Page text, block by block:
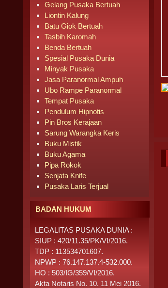
Gelang Pusaka Bertuah
Liontin Kalung
Batu Giok Bertuah
Tasbih Karomah
Benda Bertuah
Spesial Pusaka Dunia
Minyak Pusaka
Jasa Paranormal Ampuh
Ubo Rampe Paranormal
Tempat Pusaka
Pendulum Hipnotis
Pin Bros Kerajaan
Sarung Warangka Keris
Buku Mistik
Buku Agama
Pipa Rokok
Senjata Knife
Pusaka Laris Terjual
BADAN HUKUM
LEGALITAS PUSAKA DUNIA :
SIUP : 420/11.35/PK/VI/2016.
TDP : 113534701607.
NPWP : 76.147.137.4-532.000.
HO : 503/IG/359/VI/2016.
Akta Notaris No. 10. 11 Mei 2016.